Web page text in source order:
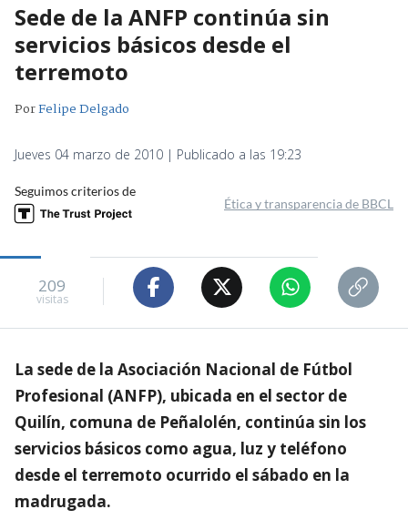
Sede de la ANFP continúa sin
servicios básicos desde el
terremoto
PorFelipe Delgado
Jueves 04 marzo de 2010 | Publicado a las 19:23
Seguimos criterios de
Ética y transparencia de BBCL
209
visitas
La sede de la Asociación Nacional de Fútbol
Profesional (ANFP), ubicada en el sector de
Quilín, comuna de Peñalolén, continúa sin los
servicios básicos como agua, luz y teléfono
desde el terremoto ocurrido el sábado en la
madrugada.